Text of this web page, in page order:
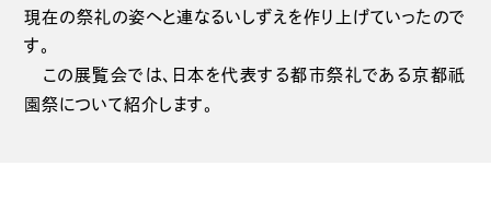
現在の祭礼の姿ヘと連なるいしずえを作り上げていったので
す。
この展覧会では、日本を代表する都市祭礼である京都祇
園祭について紹介します。